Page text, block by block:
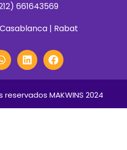
661643569
| Rabat
MAKWINS 2024